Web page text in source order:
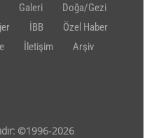
Galeri
Doğa/Gezi
İBB
Özel Haber
İletişim
Arşiv
©1996-2026